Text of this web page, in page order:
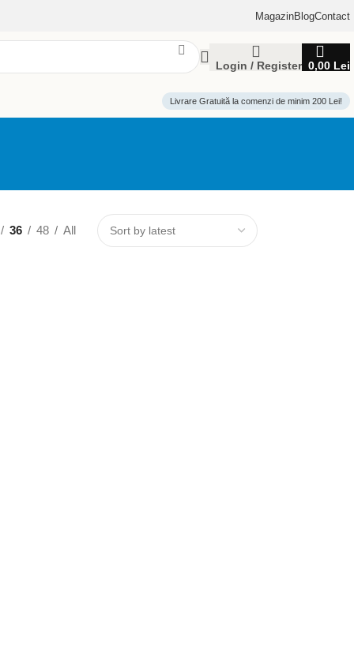
MagazinBlogContact
Login / Register 0,00 Lei
Livrare Gratuită la comenzi de minim 200 Lei!
36 48 All